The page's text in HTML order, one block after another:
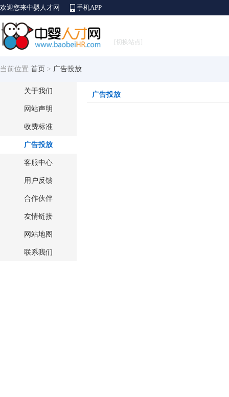
欢迎您来中婴人才网 手机APP
[切换站点]
当前位置 首页 > 广告投放
关于我们
网站声明
收费标准
广告投放
客服中心
用户反馈
合作伙伴
友情链接
网站地图
联系我们
广告投放